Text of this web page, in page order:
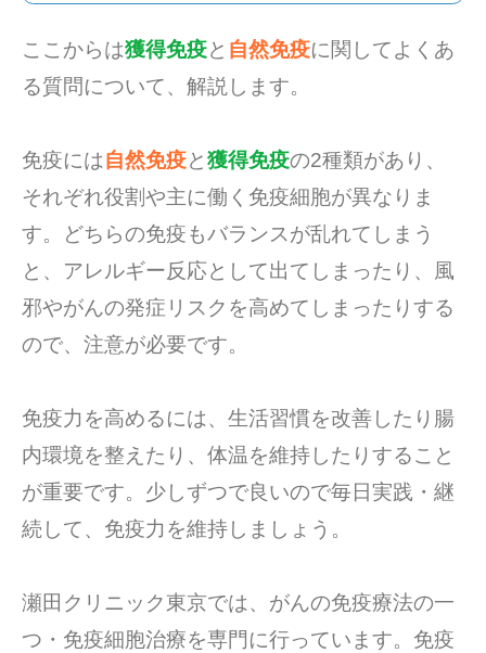
ここからは獲得免疫と 自然免疫に関してよくあ
る質問について、解説します。
免疫には自然免疫と獲得免疫の2種類があり、
それぞれ役割や主に働く免疫細胞が異なりま
す。どちらの免疫もバランスが乱れてしまう
と、アレルギー反応として出てしまったり、風
邪やがんの発症リスクを高めてしまったりする
ので、注意が必要です。
免疫力を高めるには、生活習慣を改善したり腸
内環境を整えたり、体温を維持したりすること
が重要です。少しずつで良いので毎日実践・継
続して、免疫力を維持しましょう。
瀬田クリニック東京では、がんの免疫療法の一
つ・免疫細胞治療を専門に行っています。免疫